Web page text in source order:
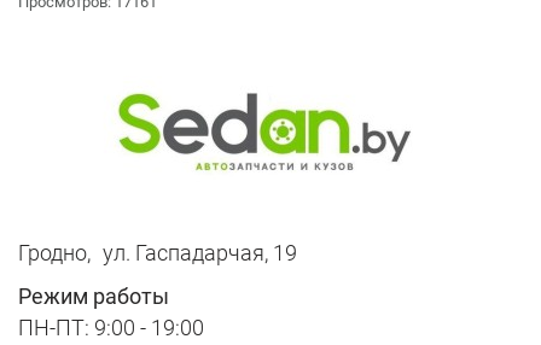
Гродно, ул. Гаспадарчая, 19
Режим работы
ПН-ПТ: 9:00 - 19:00